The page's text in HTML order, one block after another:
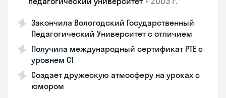
Закончила Вологодский Государственный
Педагогический Университет с отличием
Получила международный сертификат PTE с
уровнем C1
Создает дружескую атмосферу на уроках с
юмором